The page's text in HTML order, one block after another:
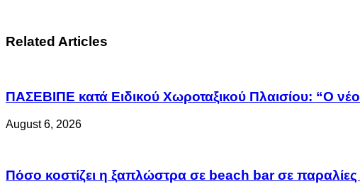
Related Articles
ΠΑΣΕΒΙΠΕ κατά Ειδικού Χωροταξικού Πλαισίου: “Ο
August 6, 2026
Πόσο κοστίζει η ξαπλώστρα σε beach bar σε παραλίες